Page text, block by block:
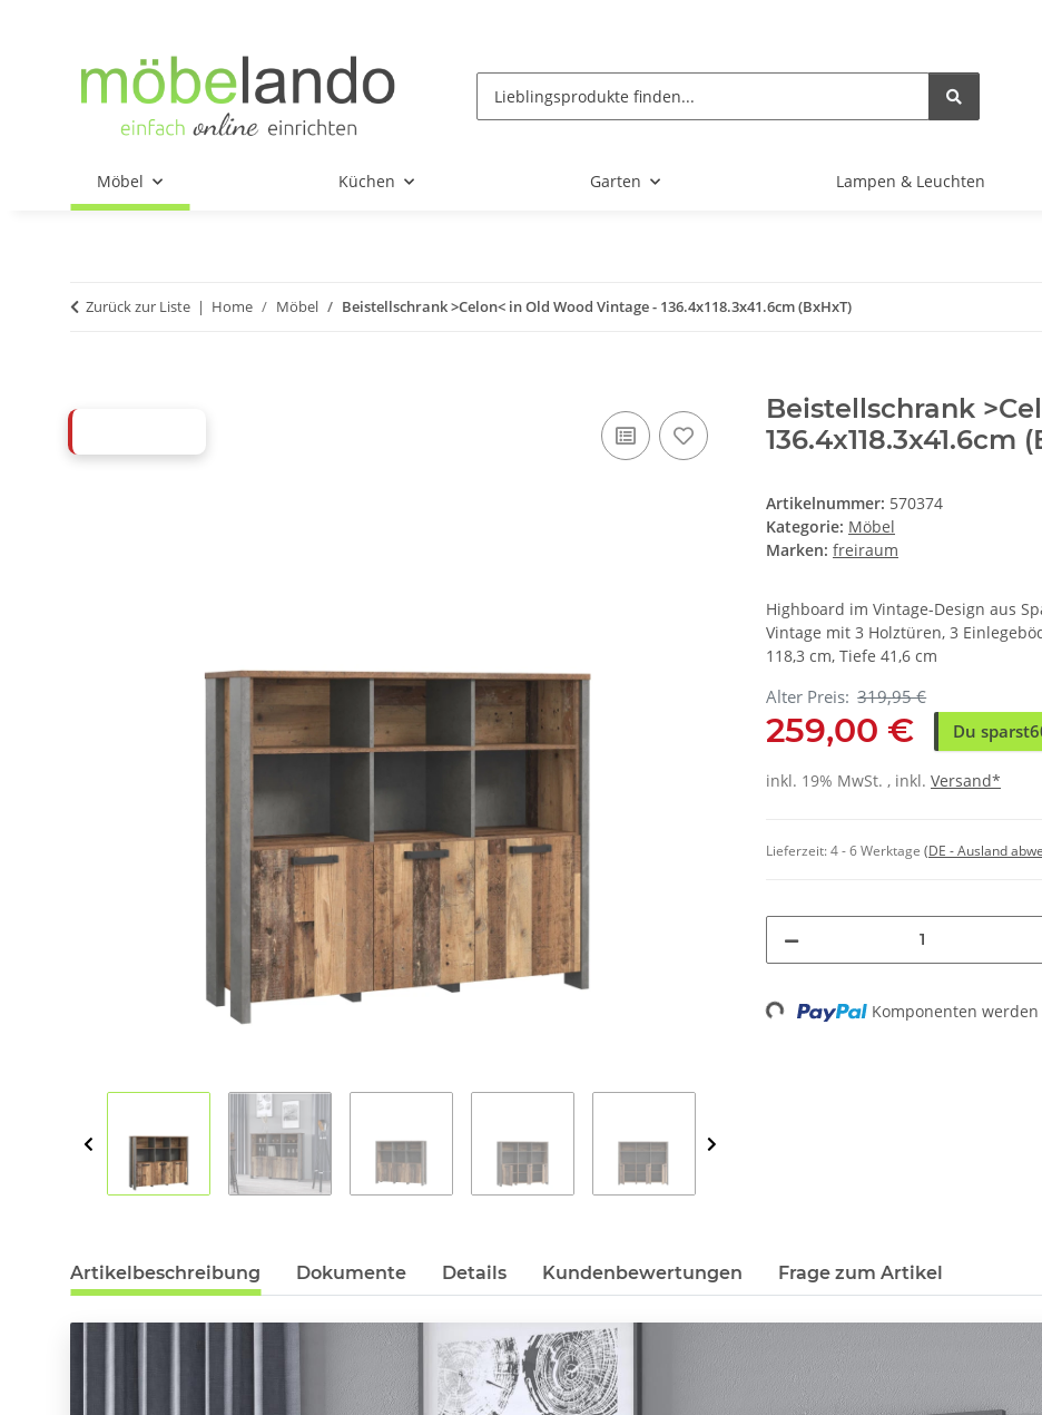
Möbel Küchen Garten Lampen & Leuchten
Zurück zur Liste Home Möbel Beistellschrank >Celon< in Old Wood Vintage - 136.4x118.3x41.6cm (BxHxT)
Beistellschrank
136.4x118.3x41.6cm
Artikelnummer: 570374
Kategorie: Möbel
Marken: freiraum
Highboard im Vintage-Design aus
Vintage mit 3 Holztüren, 3
118,3 cm, Tiefe 41,6 cm
Alter Preis: 319,95 €
259,00 € Du sparst
inkl. 19% MwSt. , inkl. Versand*
Lieferzeit:4 - 6 Werktage (DE - Ausland
Loading... Komponenten
Artikelbeschreibung Dokumente Details Kundenbewertungen Frage zum Artikel